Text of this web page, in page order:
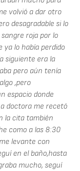
volvió a dar otro
desagradable si lo
roja por lo
ya lo había perdido
siguiente era la
pero aún tenía
,pero
espacio donde
doctora me recetó
la cita también
como a las 8:30
levante con
en el baño,hasta
mucho, seguí